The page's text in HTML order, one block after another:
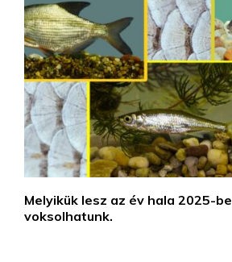
Melyikük lesz az év hala 2025-
voksolhatunk.